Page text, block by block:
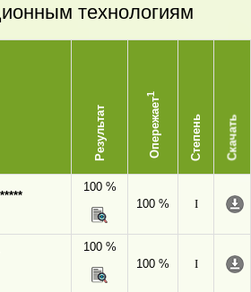
технологиям
Результат Опережает
1
Степень Скачать
100 %
100 %
I
100 %
100 %
I